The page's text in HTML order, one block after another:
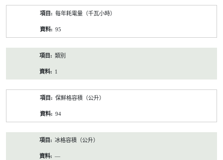
每年耗電量（千瓦小時）
95
類別
1
保鮮格容積（公升）
94
冰格容積（公升）
—